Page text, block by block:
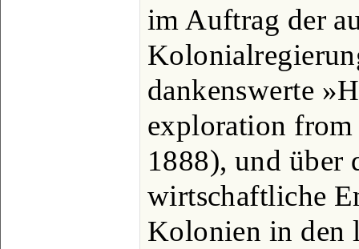
im Auftrag der
dankenswerte
exploration
1888), und über
wirtschaftliche
Kolonien in den